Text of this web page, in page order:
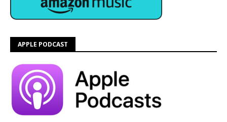
APPLE PODCAST